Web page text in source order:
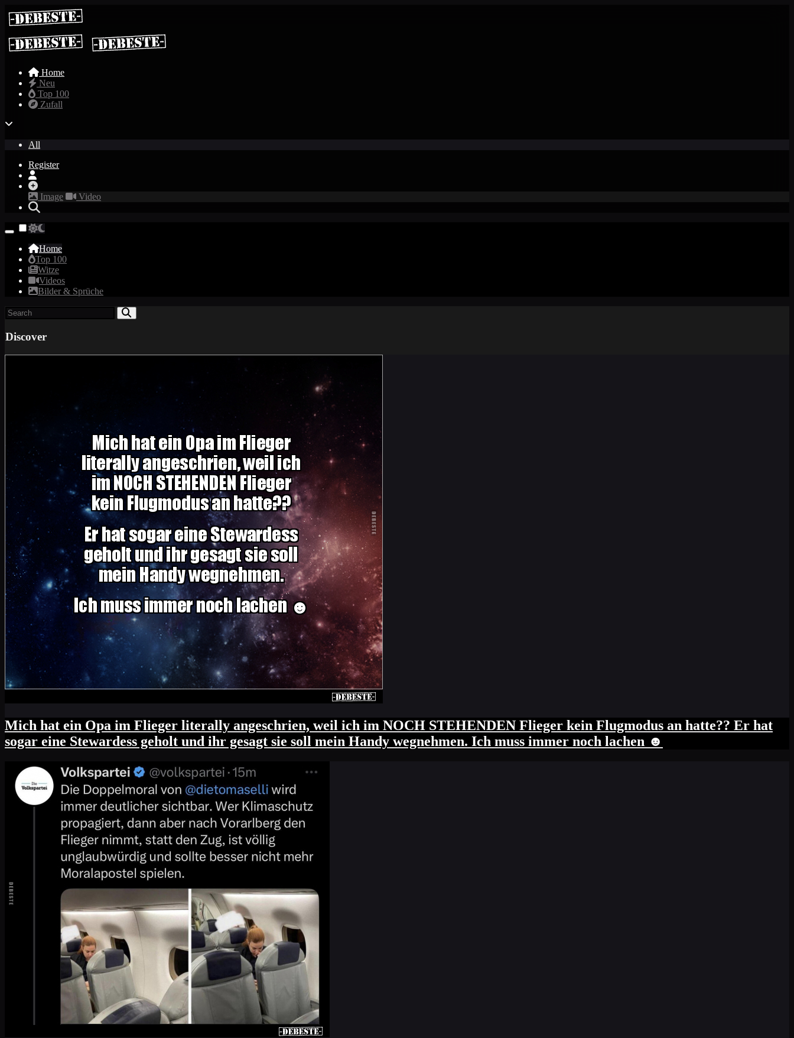
Home
Neu
Top 100
Zufall
All
Register
Image Video
Home
Top 100
Witze
Videos
Bilder & Sprüche
Discover
Mich hat ein Opa im Flieger literally angeschrien, weil ich im NOCH STEHENDEN Flieger kein Flugmodus an hatte?? Er hat
sogar eine Stewardess geholt und ihr gesagt sie soll mein Handy wegnehmen. Ich muss immer noch lachen ☻